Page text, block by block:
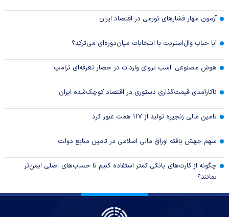
آزمون مهار فشار‌های تورمی در اقتصاد ایران
آیا حباب وال‌استریت با انتخابات میان‌دوره‌ای می‌ترکد؟
هوش مصنوعی؛ اسب تروای واردات در حصار تعرفه‌ای ترامپ
ناکارآمدی قیمت‌گذاری دستوری در اقتصاد کوچک‌شده ایران
تامین مالی زنجیره تولید از ۱۱۷ همت عبور کرد
سهم جهش یافته اوراق مالی اسلامی در تامین منابع دولت
چگونه از کارت‌های بانکی کمتر استفاده کنیم تا حساب‌های اصلی ایمن‌تر
بمانند؟